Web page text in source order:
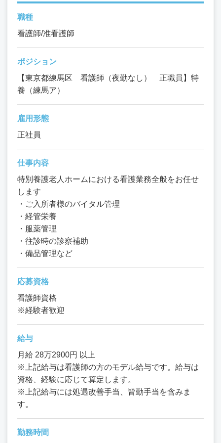
職種
看護師/准看護師
ポジション
【東京都練馬区 看護師（夜勤なし） 正職員】特
養（練馬ア）
雇用形態
正社員
仕事内容
特別養護老人ホームにおける看護業務全般をお任せ
します
・ご入所者様のバイタル管理
・経管栄養
・服薬管理
・往診時の診察補助
・備品管理など
応募資格
看護師資格
※経験者歓迎
給与
月給 28万2900円 以上
※上記給与は看護師の方のモデル給与です。給与は
資格、経験に応じて算定します。
※上記給与には処遇改善手当、皆勤手当を含みま
す。
勤務時間